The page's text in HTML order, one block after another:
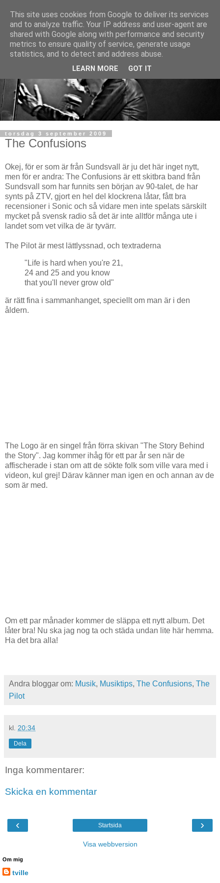
torsdag 3 september 2009
The Confusions
Okej, för er som är från Sundsvall är ju det här inget nytt,
men för er andra: The Confusions är ett skitbra band från
Sundsvall som har funnits sen början av 90-talet, de har
synts på ZTV, gjort en hel del klockrena låtar, fått bra
recensioner i Sonic och så vidare men inte spelats särskilt
mycket på svensk radio så det är inte alltför många ute i
landet som vet vilka de är tyvärr.
The Pilot är mest lättlyssnad, och textraderna
"Life is hard when you're 21,
24 and 25 and you know
that you'll never grow old"
är rätt fina i sammanhanget, speciellt om man är i den
åldern.
The Logo är en singel från förra skivan "The Story Behind
the Story". Jag kommer ihåg för ett par år sen när de
affischerade i stan om att de sökte folk som ville vara med i
videon, kul grej! Därav känner man igen en och annan av de
som är med.
Om ett par månader kommer de släppa ett nytt album. Det
låter bra! Nu ska jag nog ta och städa undan lite här hemma.
Ha det bra alla!
Andra bloggar om: Musik, Musiktips, The Confusions, The
Pilot
kl. 20:34
Dela
Inga kommentarer:
Skicka en kommentar
‹ ›
Startsida
Visa webbversion
Om mig
tville
This site uses cookies from Google to deliver its services
and to analyze traffic. Your IP address and user-agent are
shared with Google along with performance and security
metrics to ensure quality of service, generate usage
statistics, and to detect and address abuse.
LEARN MORE GOT IT